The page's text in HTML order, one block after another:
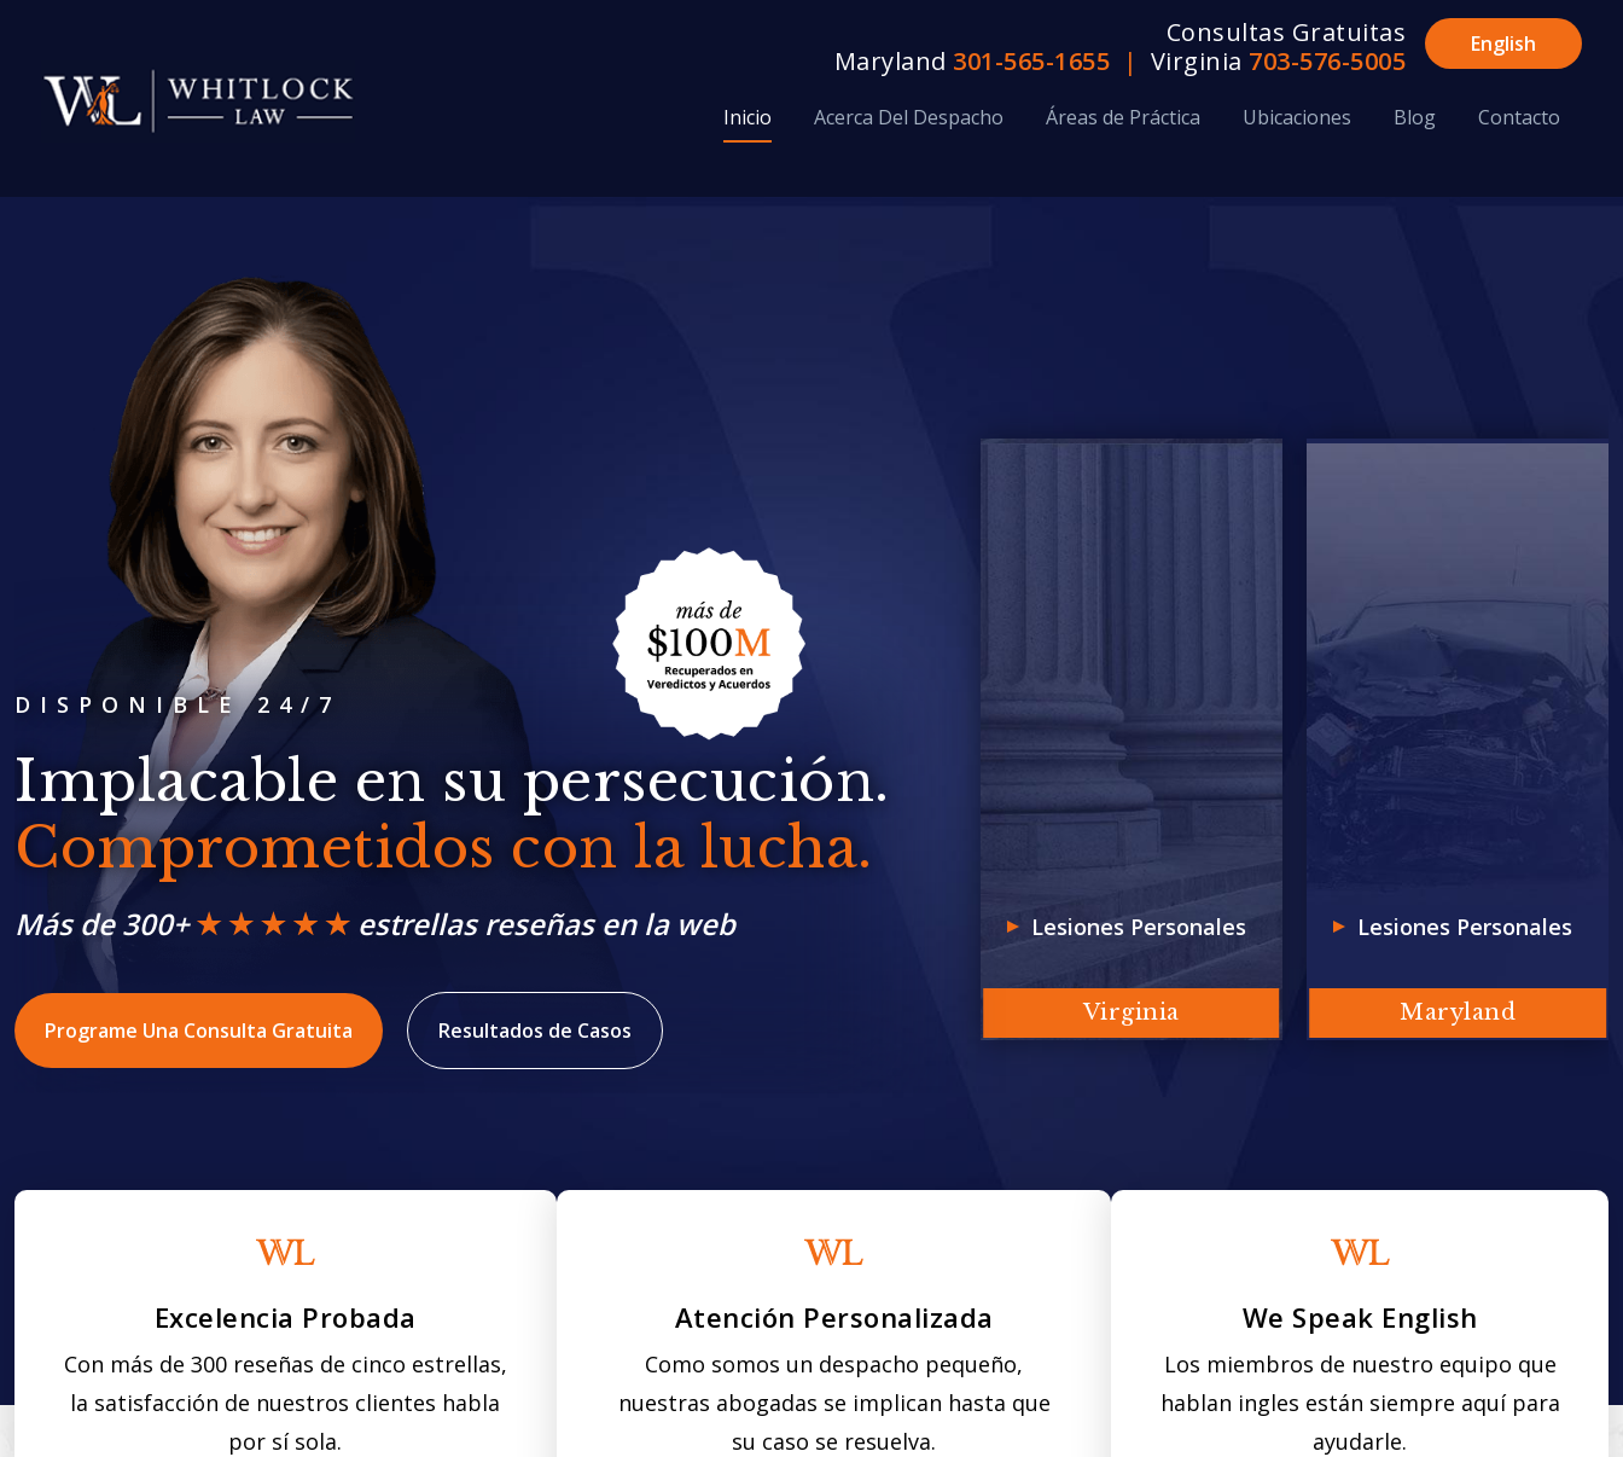
Consultas Gratuitas
Maryland 301-565-1655 | Virginia 703-576-5005
English
Inicio Acerca Del Despacho Áreas de Práctica Ubicaciones Blog Contacto
DISPONIBLE 24/7
Implacable en su persecución.
Comprometidos con la lucha.
Más de 300+ estrellas reseñas en la web
Programe Una Consulta Gratuita Resultados de Casos
Virginia
Lesiones Personales
Maryland
Lesiones Personales
Excelencia Probada
Con más de 300 reseñas de cinco estrellas,
la satisfacción de nuestros clientes habla
por sí sola.
Atención Personalizada
Como somos un despacho pequeño,
nuestras abogadas se implican hasta que
su caso se resuelva.
We Speak English
Los miembros de nuestro equipo que
hablan ingles están siempre aquí para
ayudarle.